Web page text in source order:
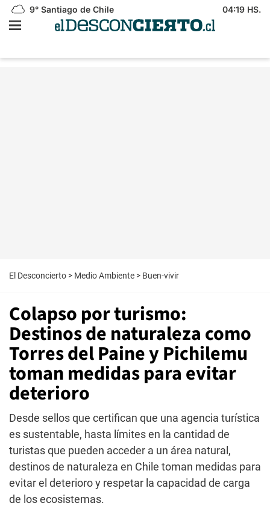
9° Santiago de Chile 04:19 HS.
El Desconcierto > Medio Ambiente > Buen-vivir
Colapso por turismo:
Destinos de naturaleza como
Torres del Paine y Pichilemu
toman medidas para evitar
deterioro
Desde sellos que certifican que una agencia turística
es sustentable, hasta límites en la cantidad de
turistas que pueden acceder a un área natural,
destinos de naturaleza en Chile toman medidas para
evitar el deterioro y respetar la capacidad de carga
de los ecosistemas.